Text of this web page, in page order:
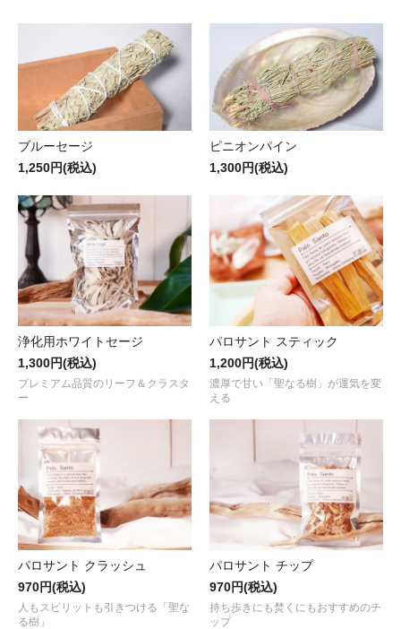
ブルーセージ
1,250円(税込)
ピニオンパイン
1,300円(税込)
浄化用ホワイトセージ
1,300円(税込)
プレミアム品質のリーフ＆クラスタ
ー
パロサント スティック
1,200円(税込)
濃厚で甘い「聖なる樹」が運気を変
える
パロサント クラッシュ
970円(税込)
人もスピリットも引きつける「聖な
る樹」
パロサント チップ
970円(税込)
持ち歩きにも焚くにもおすすめのチ
ップ